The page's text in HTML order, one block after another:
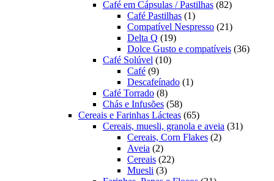
produtos
Café em Cápsulas / Pastilhas 8282
Café Pastilhas 11
produto
Compatível Nespresso 2121
Delta Q 1919
produtos
Dolce Gusto e compatíveis 3636
Café Solúvel 1010
Café 99
produtos
Descafeínado 11
Café Torrado 88
produtos
Chás e Infusões 5858
produtos
Cereais e Farinhas Lácteas 6565
produtos
Cereais, muesli, granola e aveia 3131
Cereais, Corn Flakes 22
Aveia 22
produtos
Cereais 2222
Muesli 33